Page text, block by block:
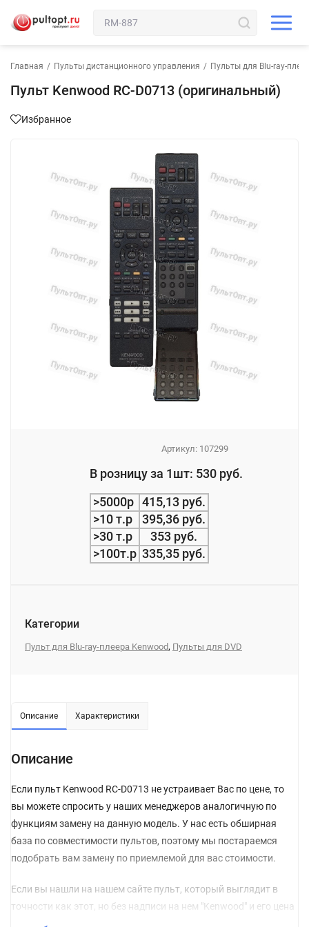
Главная / Пульты дистанционного управления / Пульты для Blu-ray-
Пульт Kenwood RC-D0713 (оригинальный)
Избранное
Артикул: 107299
В розницу за 1шт: 530 руб.
>5000р 415,13 руб.
>10 т.р
395,36 руб.
>30 т.р
353 руб.
>100т.р 335,35 руб.
Категории
Пульт для Blu-ray-плеера Kenwood , Пульты для DVD
Описание Характеристики
Описание
Если пульт Kenwood RC-D0713 не устраивает Вас по цене, то
вы можете спросить у наших менеджеров аналогичную по
функциям замену на данную модель. У нас есть обширная
база по совместимости пультов, поэтому мы постараемся
подобрать вам замену по приемлемой для вас стоимости.
Если вы нашли на нашем сайте пульт, который выглядит в
точности как этот, но без надписи на нем "Kenwood" и его цена
гораздо ниже, то, можете не сомневаться, и сразу класть его в